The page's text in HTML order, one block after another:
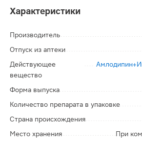
Характеристики
Производитель
Отпуск из аптеки
Действующее
вещество
Форма выпуска
Количество препарата в упаковке
Страна происхождения
Место хранения
При